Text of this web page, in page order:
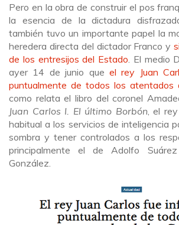
Pero en la obra de construir el pos
la esencia de la dictadura
también tuvo un importante papel la
heredera directa del dictador Franco y
de los entresijos del Estado . El medio
ayer 14 de junio que el rey Juan
puntualmente de todos los atentados
como relata el libro del coronel
Juan Carlos I. El último Borbón, el
habitual a los servicios de inteligencia
sombra y tener controlados a los
principalmente el de Adolfo
González.